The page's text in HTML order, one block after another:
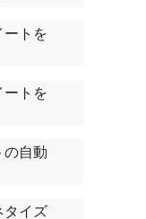
ートを
ートを
の自動
タイズ